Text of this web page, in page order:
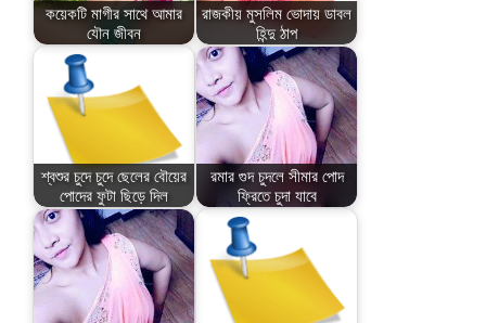
কয়েকটি মাগীর সাথে আমার
যৌন জীবন
রাজকীয় মুসলিম ভোদায় ডাবল
হিন্দু ঠাপ
শ্বশুর চুদে চুদে ছেলের বৌয়ের
পোদের ফুটা ছিড়ে দিল
রমার গুদ চুদলে সীমার পোদ
ফ্রিতে চুদা যাবে